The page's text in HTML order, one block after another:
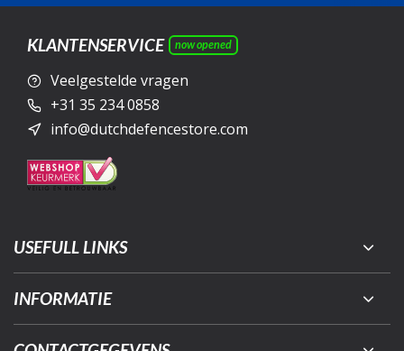
KLANTENSERVICE now opened
Veelgestelde vragen
+31 35 234 0858
info@dutchdefencestore.com
USEFULL LINKS
INFORMATIE